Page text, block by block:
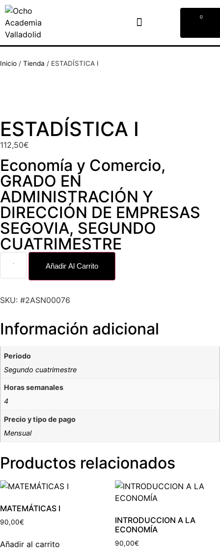
0
Inicio / Tienda / ESTADÍSTICA I
ESTADÍSTICA I
112,50€
Economía y Comercio,
GRADO EN
ADMINISTRACIÓN Y
DIRECCIÓN DE EMPRESAS
SEGOVIA, SEGUNDO
CUATRIMESTRE
Añadir Al Carrito
SKU: #2ASN00076
Información adicional
Periodo
Segundo cuatrimestre
Horas semanales
4
Precio y tipo de pago
Mensual
Productos relacionados
MATEMÁTICAS I
90,00€
Añadir al carrito
INTRODUCCION A LA
ECONOMÍA
90,00€